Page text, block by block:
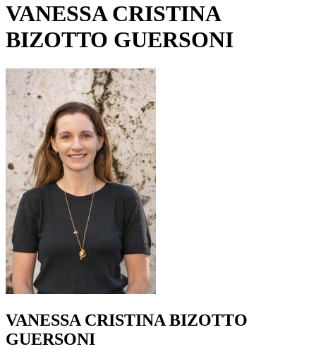
VANESSA CRISTINA
BIZOTTO GUERSONI
VANESSA CRISTINA BIZOTTO
GUERSONI